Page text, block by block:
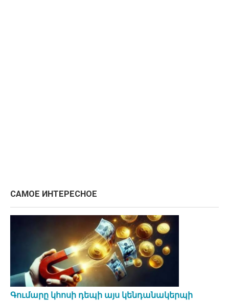
САМОЕ ИНТЕРЕСНОЕ
Գումարը կհոսի դեպի այս կենդանակերպի